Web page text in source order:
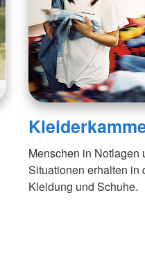
Menschen in
Situationen erhalten in
Kleidung und Schuhe.